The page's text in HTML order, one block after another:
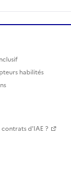
habilités
d'IAE ?